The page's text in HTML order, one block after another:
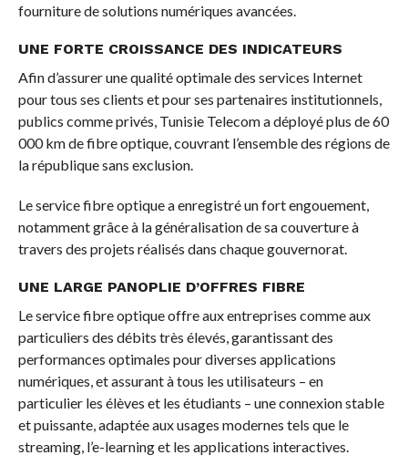
fourniture de solutions numériques avancées.
UNE FORTE CROISSANCE DES INDICATEURS
Afin d’assurer une qualité optimale des services Internet
pour tous ses clients et pour ses partenaires institutionnels,
publics comme privés, Tunisie Telecom a déployé plus de 60
000 km de fibre optique, couvrant l’ensemble des régions de
la république sans exclusion.
Le service fibre optique a enregistré un fort engouement,
notamment grâce à la généralisation de sa couverture à
travers des projets réalisés dans chaque gouvernorat.
UNE LARGE PANOPLIE D’OFFRES FIBRE
Le service fibre optique offre aux entreprises comme aux
particuliers des débits très élevés, garantissant des
performances optimales pour diverses applications
numériques, et assurant à tous les utilisateurs – en
particulier les élèves et les étudiants – une connexion stable
et puissante, adaptée aux usages modernes tels que le
streaming, l’e-learning et les applications interactives.